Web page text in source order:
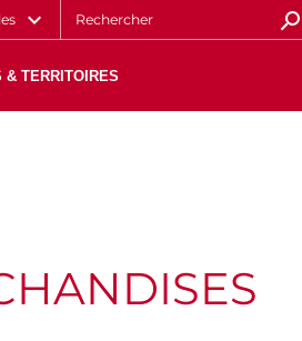
& TERRITOIRES